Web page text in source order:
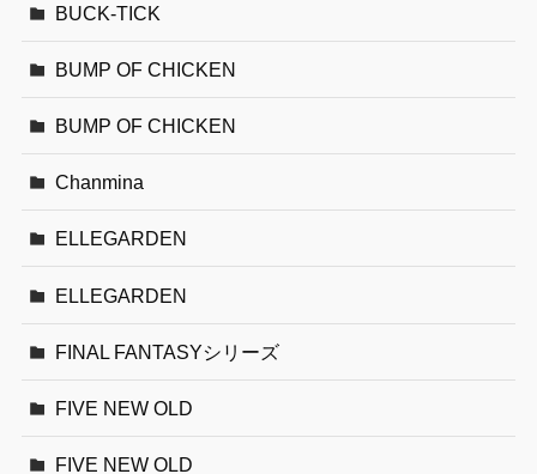
BUCK-TICK
BUMP OF CHICKEN
BUMP OF CHICKEN
Chanmina
ELLEGARDEN
ELLEGARDEN
FINAL FANTASYシリーズ
FIVE NEW OLD
FIVE NEW OLD